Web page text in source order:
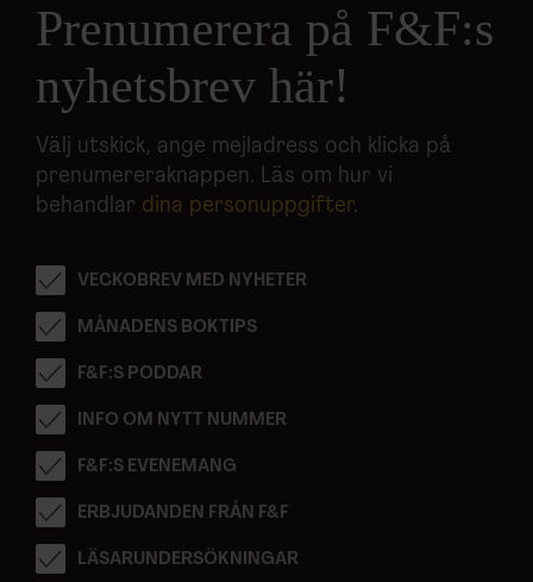
Prenumerera på F&F:s
nyhetsbrev här!
Välj utskick, ange mejladress och klicka på
prenumereraknappen. Läs om hur vi
behandlar dina personuppgifter.
VECKOBREV MED NYHETER
MÅNADENS BOKTIPS
F&F:S PODDAR
INFO OM NYTT NUMMER
F&F:S EVENEMANG
ERBJUDANDEN FRÅN F&F
LÄSARUNDERSÖKNINGAR